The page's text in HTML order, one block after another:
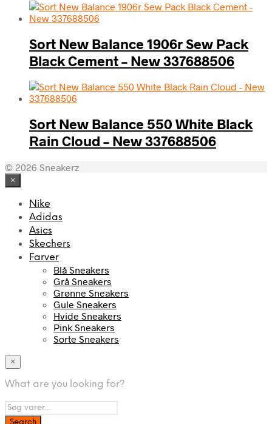
Sort New Balance 1906r Sew Pack
Black Cement – New 337688506
Sort New Balance 550 White Black
Rain Cloud – New 337688506
© 2026 Sneakerz
×
Nike
Adidas
Asics
Skechers
Farver
Blå Sneakers
Grå Sneakers
Grønne Sneakers
Gule Sneakers
Hvide Sneakers
Pink Sneakers
Sorte Sneakers
×
What are you looking for?